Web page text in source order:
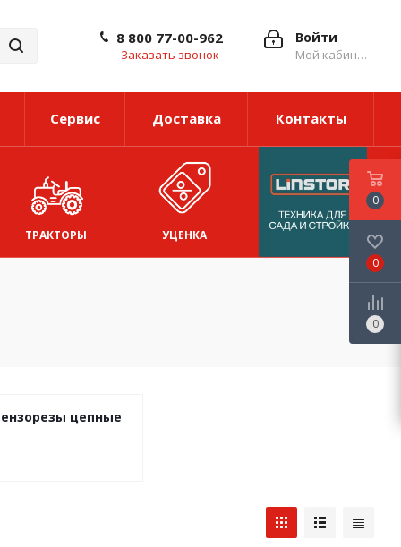
Войти
Мой кабинет
8 800 77-00-962
Заказать звонок
Сервис Доставка Контакты
ТРАКТОРЫ УЦЕНКА
цепные
0
0
0